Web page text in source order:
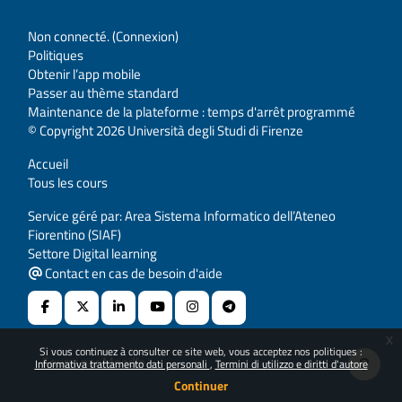
Si vous continuez à consulter ce site web, vous acceptez nos politiques :
Informativa trattamento dati personali Termini di utilizzo e diritti d'autore
Continuer
x
Non connecté. (Connexion)
Politiques
Obtenir l’app mobile
Passer au thème standard
Maintenance de la plateforme : temps d'arrêt programmé
© Copyright 2026 Università degli Studi di Firenze
Accueil
Tous les cours
Service géré par: Area Sistema Informatico dell’Ateneo
Fiorentino (SIAF)
Settore Digital learning
Contact en cas de besoin d'aide
Fourni parMoodle